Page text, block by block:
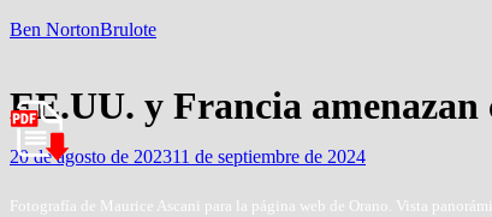
Ben NortonBrulote
EE.UU. y Francia
20 de agosto de 202311 de septiembre de 2024
Fotografía de Maurice Ascani para la página web de Orano. Vista